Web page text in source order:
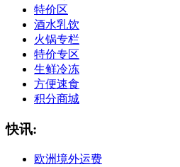
特价区
酒水乳饮
火锅专栏
特价专区
生鲜冷冻
方便速食
积分商城
快讯:
欧洲境外运费